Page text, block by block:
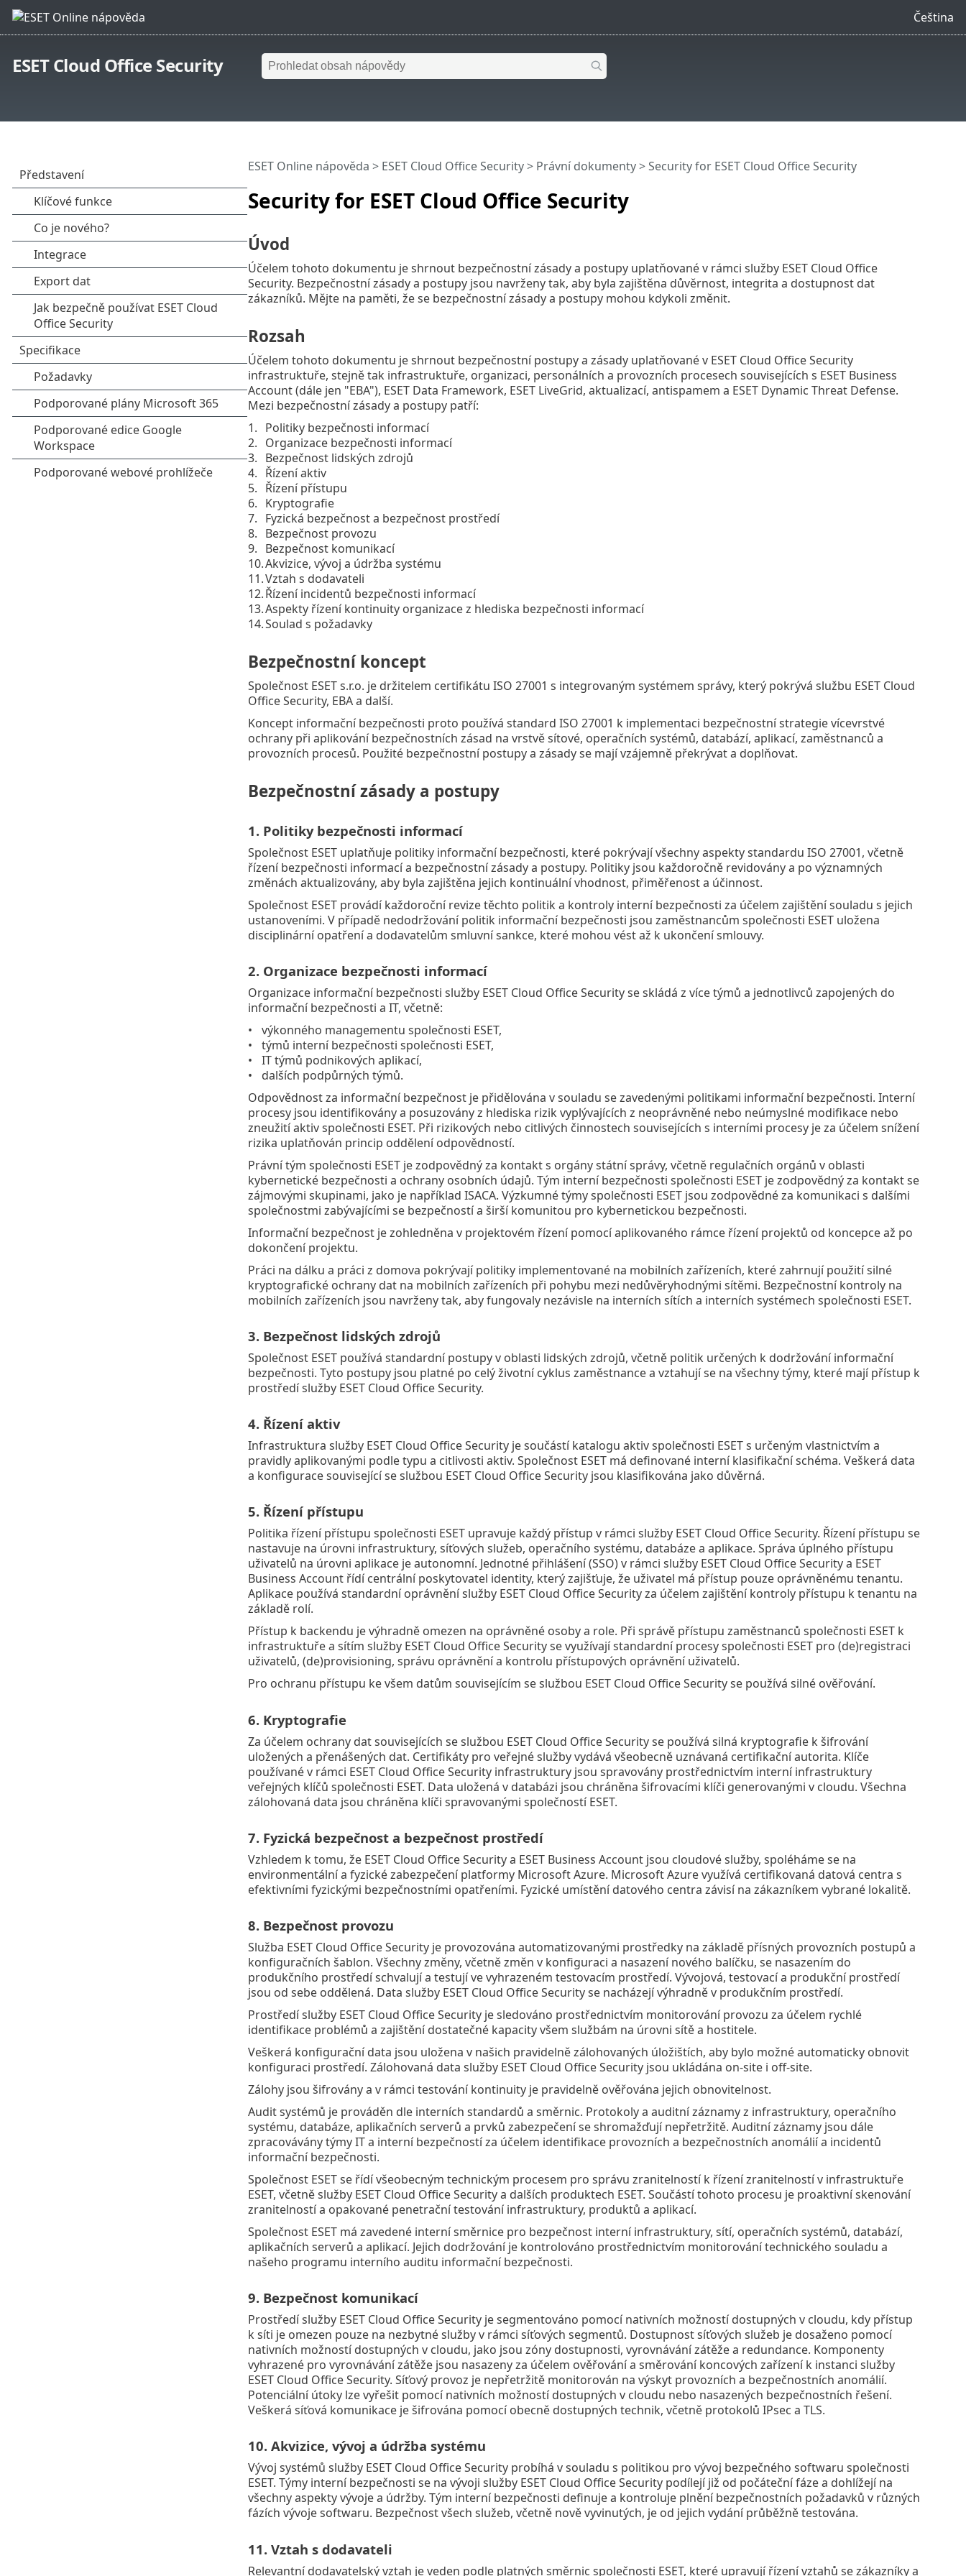
Čeština
ESET Cloud Office Security
Security for ESET Cloud Office Security
ESET Online nápověda > ESET Cloud Office Security> Právní dokumenty> Security for ESET Cloud Office Security
Úvod
Účelem tohoto dokumentu je shrnout bezpečnostní zásady a postupy uplatňované v rámci služby ESET Cloud Office
Security. Bezpečnostní zásady a postupy jsou navrženy tak, aby byla zajištěna důvěrnost, integrita a dostupnost dat
zákazníků. Mějte na paměti, že se bezpečnostní zásady a postupy mohou kdykoli změnit.
Rozsah
Účelem tohoto dokumentu je shrnout bezpečnostní postupy a zásady uplatňované v ESET Cloud Office Security
infrastruktuře, stejně tak infrastruktuře, organizaci, personálních a provozních procesech souvisejících s ESET Business
Account (dále jen "EBA"), ESET Data Framework, ESET LiveGrid, aktualizací, antispamem a ESET Dynamic Threat Defense.
Mezi bezpečnostní zásady a postupy patří:
Politiky bezpečnosti informací
Organizace bezpečnosti informací
Bezpečnost lidských zdrojů
Řízení aktiv
Řízení přístupu
Kryptografie
Fyzická bezpečnost a bezpečnost prostředí
Bezpečnost provozu
Bezpečnost komunikací
Akvizice, vývoj a údržba systému
Vztah s dodavateli
Řízení incidentů bezpečnosti informací
Aspekty řízení kontinuity organizace z hlediska bezpečnosti informací
Soulad s požadavky
Bezpečnostní koncept
Společnost ESET s.r.o. je držitelem certifikátu ISO 27001 s integrovaným systémem správy, který pokrývá službu ESET Cloud
Office Security, EBA a další.
Koncept informační bezpečnosti proto používá standard ISO 27001 k implementaci bezpečnostní strategie vícevrstvé
ochrany při aplikování bezpečnostních zásad na vrstvě sítové, operačních systémů, databází, aplikací, zaměstnanců a
provozních procesů. Použité bezpečnostní postupy a zásady se mají vzájemně překrývat a doplňovat.
Bezpečnostní zásady a postupy
1. Politiky bezpečnosti informací
Společnost ESET uplatňuje politiky informační bezpečnosti, které pokrývají všechny aspekty standardu ISO 27001, včetně
řízení bezpečnosti informací a bezpečnostní zásady a postupy. Politiky jsou každoročně revidovány a po významných
změnách aktualizovány, aby byla zajištěna jejich kontinuální vhodnost, přiměřenost a účinnost.
Společnost ESET provádí každoroční revize těchto politik a kontroly interní bezpečnosti za účelem zajištění souladu s jejich
ustanoveními. V případě nedodržování politik informační bezpečnosti jsou zaměstnancům společnosti ESET uložena
disciplinární opatření a dodavatelům smluvní sankce, které mohou vést až k ukončení smlouvy.
2. Organizace bezpečnosti informací
Organizace informační bezpečnosti služby ESET Cloud Office Security se skládá z více týmů a jednotlivců zapojených do
informační bezpečnosti a IT, včetně:
výkonného managementu společnosti ESET,
týmů interní bezpečnosti společnosti ESET,
IT týmů podnikových aplikací,
dalších podpůrných týmů.
Odpovědnost za informační bezpečnost je přidělována v souladu se zavedenými politikami informační bezpečnosti. Interní
procesy jsou identifikovány a posuzovány z hlediska rizik vyplývajících z neoprávněné nebo neúmyslné modifikace nebo
zneužití aktiv společnosti ESET. Při rizikových nebo citlivých činnostech souvisejících s interními procesy je za účelem snížení
rizika uplatňován princip oddělení odpovědností.
Právní tým společnosti ESET je zodpovědný za kontakt s orgány státní správy, včetně regulačních orgánů v oblasti
kybernetické bezpečnosti a ochrany osobních údajů. Tým interní bezpečnosti společnosti ESET je zodpovědný za kontakt se
zájmovými skupinami, jako je například ISACA. Výzkumné týmy společnosti ESET jsou zodpovědné za komunikaci s dalšími
společnostmi zabývajícími se bezpečností a širší komunitou pro kybernetickou bezpečnosti.
Informační bezpečnost je zohledněna v projektovém řízení pomocí aplikovaného rámce řízení projektů od koncepce až po
dokončení projektu.
Práci na dálku a práci z domova pokrývají politiky implementované na mobilních zařízeních, které zahrnují použití silné
kryptografické ochrany dat na mobilních zařízeních při pohybu mezi nedůvěryhodnými sítěmi. Bezpečnostní kontroly na
mobilních zařízeních jsou navrženy tak, aby fungovaly nezávisle na interních sítích a interních systémech společnosti ESET.
3. Bezpečnost lidských zdrojů
Společnost ESET používá standardní postupy v oblasti lidských zdrojů, včetně politik určených k dodržování informační
bezpečnosti. Tyto postupy jsou platné po celý životní cyklus zaměstnance a vztahují se na všechny týmy, které mají přístup k
prostředí služby ESET Cloud Office Security.
4. Řízení aktiv
Infrastruktura služby ESET Cloud Office Security je součástí katalogu aktiv společnosti ESET s určeným vlastnictvím a
pravidly aplikovanými podle typu a citlivosti aktiv. Společnost ESET má definované interní klasifikační schéma. Veškerá data
a konfigurace související se službou ESET Cloud Office Security jsou klasifikována jako důvěrná.
5. Řízení přístupu
Politika řízení přístupu společnosti ESET upravuje každý přístup v rámci služby ESET Cloud Office Security. Řízení přístupu se
nastavuje na úrovni infrastruktury, síťových služeb, operačního systému, databáze a aplikace. Správa úplného přístupu
uživatelů na úrovni aplikace je autonomní. Jednotné přihlášení (SSO) v rámci služby ESET Cloud Office Security a ESET
Business Account řídí centrální poskytovatel identity, který zajišťuje, že uživatel má přístup pouze oprávněnému tenantu.
Aplikace používá standardní oprávnění služby ESET Cloud Office Security za účelem zajištění kontroly přístupu k tenantu na
základě rolí.
Přístup k backendu je výhradně omezen na oprávněné osoby a role. Při správě přístupu zaměstnanců společnosti ESET k
infrastruktuře a sítím služby ESET Cloud Office Security se využívají standardní procesy společnosti ESET pro (de)registraci
uživatelů, (de)provisioning, správu oprávnění a kontrolu přístupových oprávnění uživatelů.
Pro ochranu přístupu ke všem datům souvisejícím se službou ESET Cloud Office Security se používá silné ověřování.
6. Kryptografie
Za účelem ochrany dat souvisejících se službou ESET Cloud Office Security se používá silná kryptografie k šifrování
uložených a přenášených dat. Certifikáty pro veřejné služby vydává všeobecně uznávaná certifikační autorita. Klíče
používané v rámci ESET Cloud Office Security infrastruktury jsou spravovány prostřednictvím interní infrastruktury
veřejných klíčů společnosti ESET. Data uložená v databázi jsou chráněna šifrovacími klíči generovanými v cloudu. Všechna
zálohovaná data jsou chráněna klíči spravovanými společností ESET.
7. Fyzická bezpečnost a bezpečnost prostředí
Vzhledem k tomu, že ESET Cloud Office Security a ESET Business Account jsou cloudové služby, spoléháme se na
environmentální a fyzické zabezpečení platformy Microsoft Azure. Microsoft Azure využívá certifikovaná datová centra s
efektivními fyzickými bezpečnostními opatřeními. Fyzické umístění datového centra závisí na zákazníkem vybrané lokalitě.
8. Bezpečnost provozu
Služba ESET Cloud Office Security je provozována automatizovanými prostředky na základě přísných provozních postupů a
konfiguračních šablon. Všechny změny, včetně změn v konfiguraci a nasazení nového balíčku, se nasazením do
produkčního prostředí schvalují a testují ve vyhrazeném testovacím prostředí. Vývojová, testovací a produkční prostředí
jsou od sebe oddělená. Data služby ESET Cloud Office Security se nacházejí výhradně v produkčním prostředí.
Prostředí služby ESET Cloud Office Security je sledováno prostřednictvím monitorování provozu za účelem rychlé
identifikace problémů a zajištění dostatečné kapacity všem službám na úrovni sítě a hostitele.
Veškerá konfigurační data jsou uložena v našich pravidelně zálohovaných úložištích, aby bylo možné automaticky obnovit
konfiguraci prostředí. Zálohovaná data služby ESET Cloud Office Security jsou ukládána on-site i off-site.
Zálohy jsou šifrovány a v rámci testování kontinuity je pravidelně ověřována jejich obnovitelnost.
Audit systémů je prováděn dle interních standardů a směrnic. Protokoly a auditní záznamy z infrastruktury, operačního
systému, databáze, aplikačních serverů a prvků zabezpečení se shromažďují nepřetržitě. Auditní záznamy jsou dále
zpracovávány týmy IT a interní bezpečností za účelem identifikace provozních a bezpečnostních anomálií a incidentů
informační bezpečnosti.
Společnost ESET se řídí všeobecným technickým procesem pro správu zranitelností k řízení zranitelností v infrastruktuře
ESET, včetně služby ESET Cloud Office Security a dalších produktech ESET. Součástí tohoto procesu je proaktivní skenování
zranitelností a opakované penetrační testování infrastruktury, produktů a aplikací.
Společnost ESET má zavedené interní směrnice pro bezpečnost interní infrastruktury, sítí, operačních systémů, databází,
aplikačních serverů a aplikací. Jejich dodržování je kontrolováno prostřednictvím monitorování technického souladu a
našeho programu interního auditu informační bezpečnosti.
9. Bezpečnost komunikací
Prostředí služby ESET Cloud Office Security je segmentováno pomocí nativních možností dostupných v cloudu, kdy přístup
k síti je omezen pouze na nezbytné služby v rámci síťových segmentů. Dostupnost síťových služeb je dosaženo pomocí
nativních možností dostupných v cloudu, jako jsou zóny dostupnosti, vyrovnávání zátěže a redundance. Komponenty
vyhrazené pro vyrovnávání zátěže jsou nasazeny za účelem ověřování a směrování koncových zařízení k instanci služby
ESET Cloud Office Security. Síťový provoz je nepřetržitě monitorován na výskyt provozních a bezpečnostních anomálií.
Potenciální útoky lze vyřešit pomocí nativních možností dostupných v cloudu nebo nasazených bezpečnostních řešení.
Veškerá síťová komunikace je šifrována pomocí obecně dostupných technik, včetně protokolů IPsec a TLS.
10. Akvizice, vývoj a údržba systému
Vývoj systémů služby ESET Cloud Office Security probíhá v souladu s politikou pro vývoj bezpečného softwaru společnosti
ESET. Týmy interní bezpečnosti se na vývoji služby ESET Cloud Office Security podílejí již od počáteční fáze a dohlížejí na
všechny aspekty vývoje a údržby. Tým interní bezpečnosti definuje a kontroluje plnění bezpečnostních požadavků v různých
fázích vývoje softwaru. Bezpečnost všech služeb, včetně nově vyvinutých, je od jejich vydání průběžně testována.
11. Vztah s dodavateli
Relevantní dodavatelský vztah je veden podle platných směrnic společnosti ESET, které upravují řízení vztahů se zákazníky a